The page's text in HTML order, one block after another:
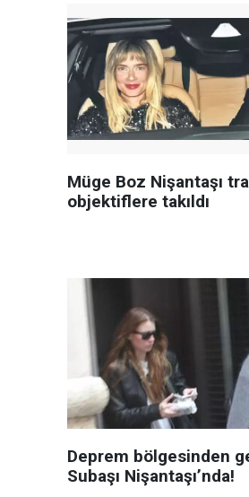
Müge Boz Nişantaşı
objektiflere takıldı
Deprem bölgesinden
Subaşı Nişantaşı’nda!